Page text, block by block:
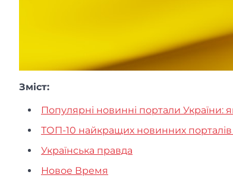
Зміст:
Популярні новинні портали України:
ТОП-10 найкращих новинних порталів
Українська правда
Новое Время